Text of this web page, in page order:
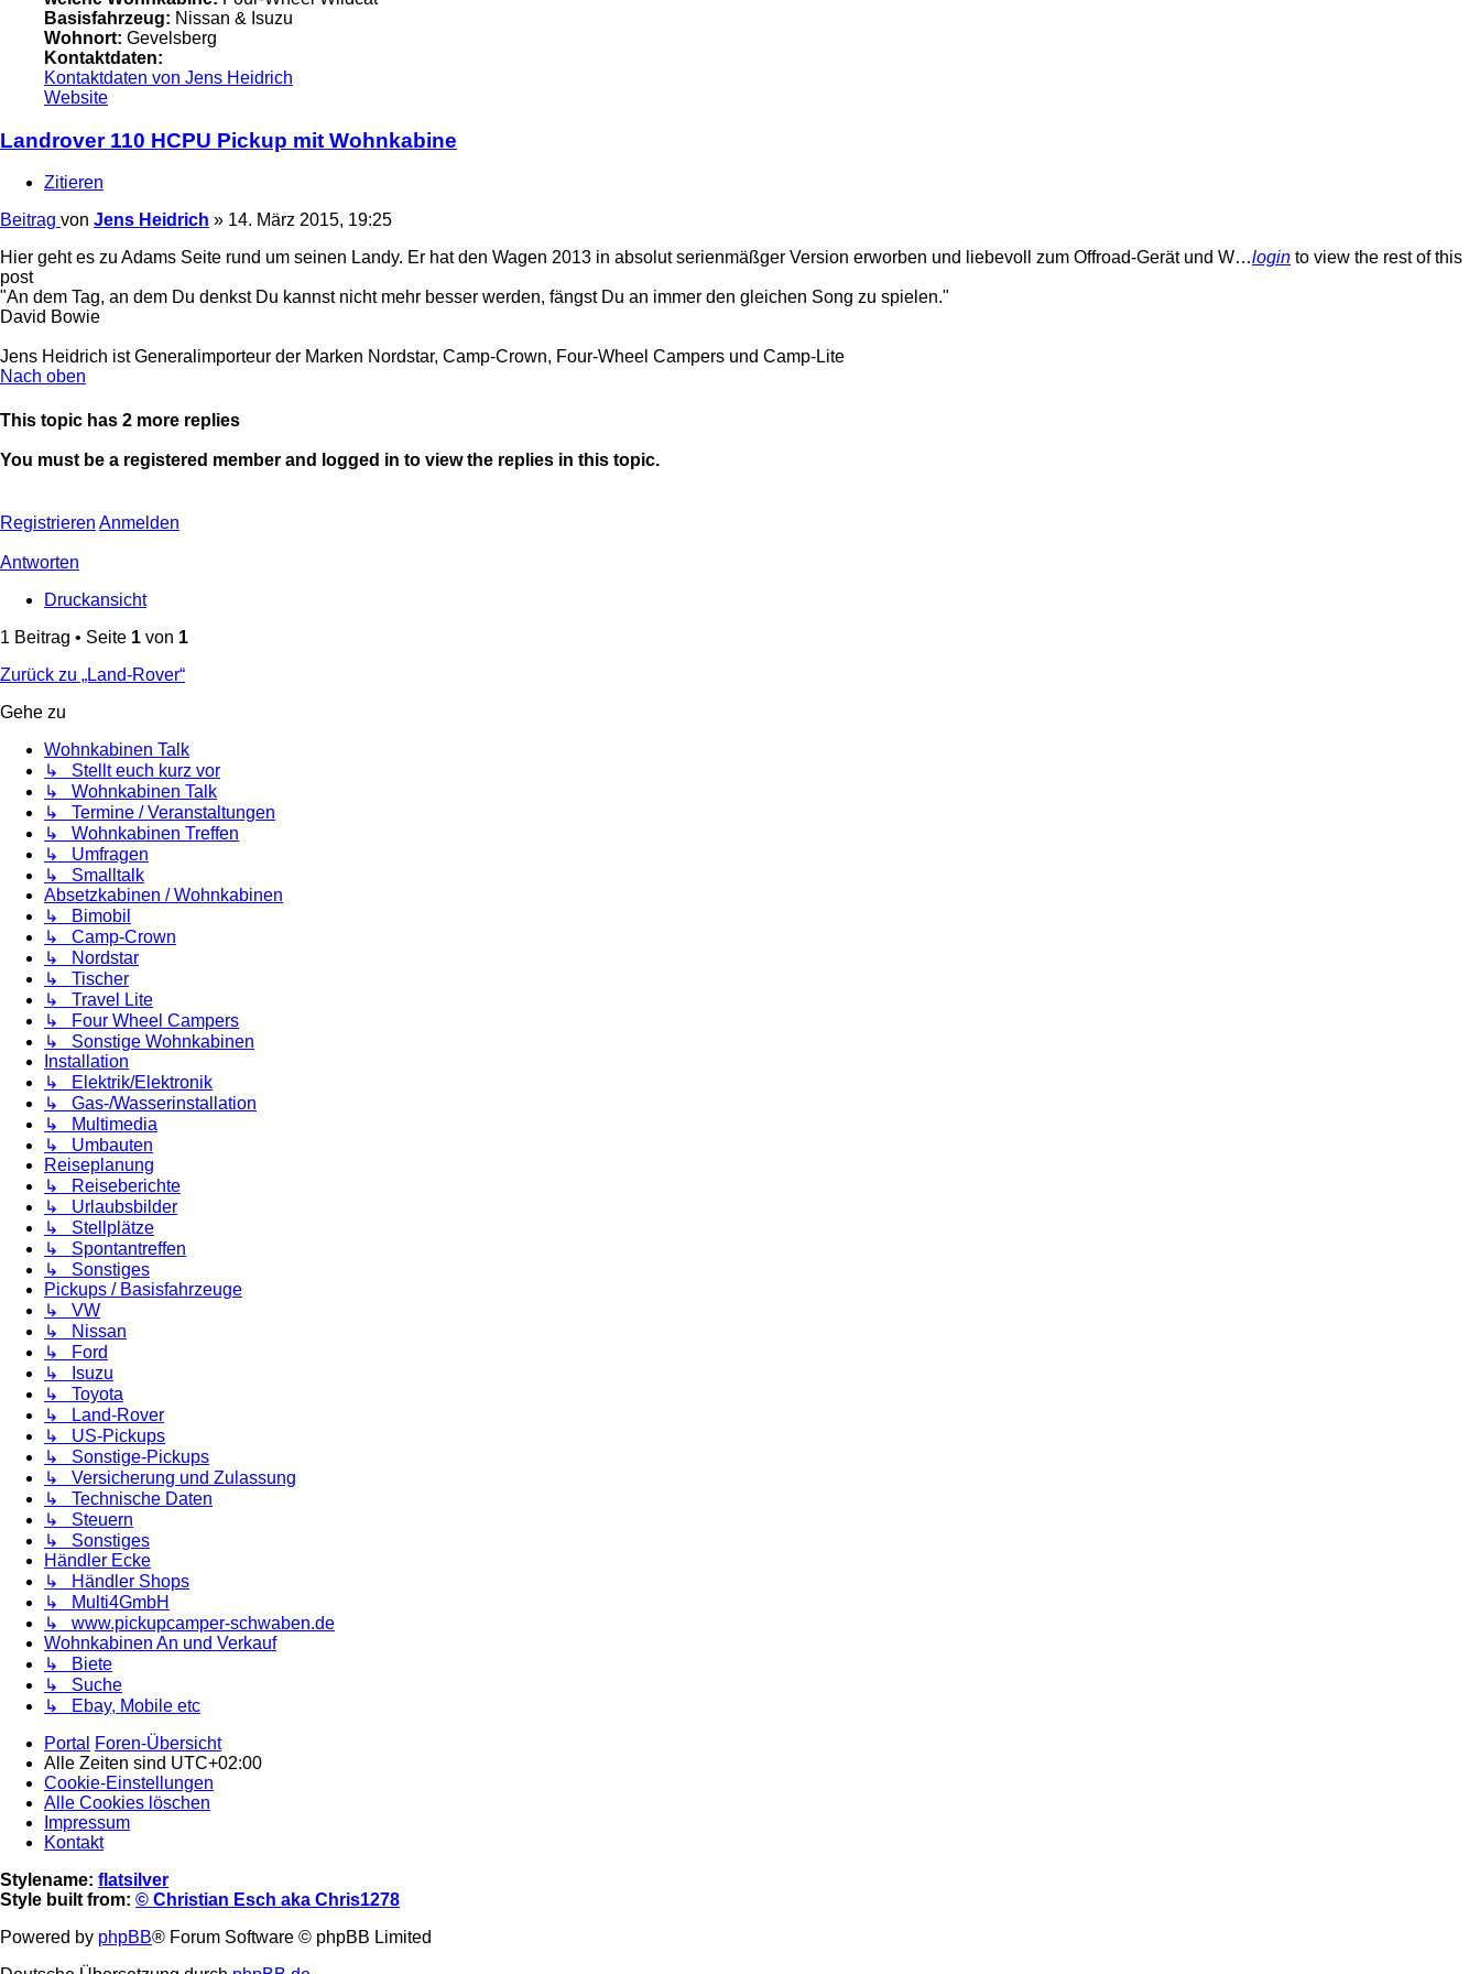
Basisfahrzeug: Nissan & Isuzu
Wohnort: Gevelsberg
Kontaktdaten:
Kontaktdaten von Jens Heidrich
Website
Landrover 110 HCPU Pickup mit Wohnkabine
Zitieren
Beitrag von Jens Heidrich » 14. März 2015, 19:25
Hier geht es zu Adams Seite rund um seinen Landy. Er hat den Wagen 2013 in absolut serienmäßger Version erworben und liebevoll zum Offroad-Gerät und W…login to view the rest of this
post
"An dem Tag, an dem Du denkst Du kannst nicht mehr besser werden, fängst Du an immer den gleichen Song zu spielen."
David Bowie
Jens Heidrich ist Generalimporteur der Marken Nordstar, Camp-Crown, Four-Wheel Campers und Camp-Lite
Nach oben
This topic has 2 more replies
You must be a registered member and logged in to view the replies in this topic.
Registrieren Anmelden
Antworten
Druckansicht
1 Beitrag • Seite 1 von 1
Zurück zu „Land-Rover“
Gehe zu
Wohnkabinen Talk
↳ Stellt euch kurz vor
↳ Wohnkabinen Talk
↳ Termine / Veranstaltungen
↳ Wohnkabinen Treffen
↳ Umfragen
↳ Smalltalk
Absetzkabinen / Wohnkabinen
↳ Bimobil
↳ Camp-Crown
↳ Nordstar
↳ Tischer
↳ Travel Lite
↳ Four Wheel Campers
↳ Sonstige Wohnkabinen
Installation
↳ Elektrik/Elektronik
↳ Gas-/Wasserinstallation
↳ Multimedia
↳ Umbauten
Reiseplanung
↳ Reiseberichte
↳ Urlaubsbilder
↳ Stellplätze
↳ Spontantreffen
↳ Sonstiges
Pickups / Basisfahrzeuge
↳ VW
↳ Nissan
↳ Ford
↳ Isuzu
↳ Toyota
↳ Land-Rover
↳ US-Pickups
↳ Sonstige-Pickups
↳ Versicherung und Zulassung
↳ Technische Daten
↳ Steuern
↳ Sonstiges
Händler Ecke
↳ Händler Shops
↳ Multi4GmbH
↳ www.pickupcamper-schwaben.de
Wohnkabinen An und Verkauf
↳ Biete
↳ Suche
↳ Ebay, Mobile etc
Portal
Foren-Übersicht
Alle Zeiten sind UTC+02:00
Cookie-Einstellungen
Alle Cookies löschen
Impressum
Kontakt
Stylename: flatsilver
Style built from: © Christian Esch aka Chris1278
Powered by phpBB® Forum Software © phpBB Limited